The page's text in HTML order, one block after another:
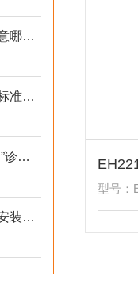
称重传感器多个并联使用时要注意哪些？
静压液位变送器相关被测介质的标准解析
智能差压变送器的电路元件“毛病”诊断综述
金属管浮子流量计的连接形式与安装尺寸解析
型号：